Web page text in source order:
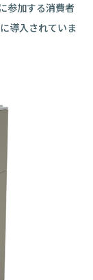
参加する消費者
導入されていま